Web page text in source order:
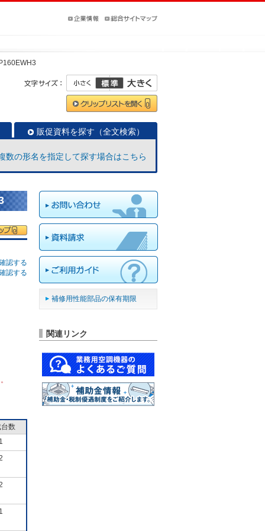
販促資料を探す（全文検索）
数の形名を指定して探す場合はこちら
認する
認する
数
補修用性能部品の保有期限
関連リンク